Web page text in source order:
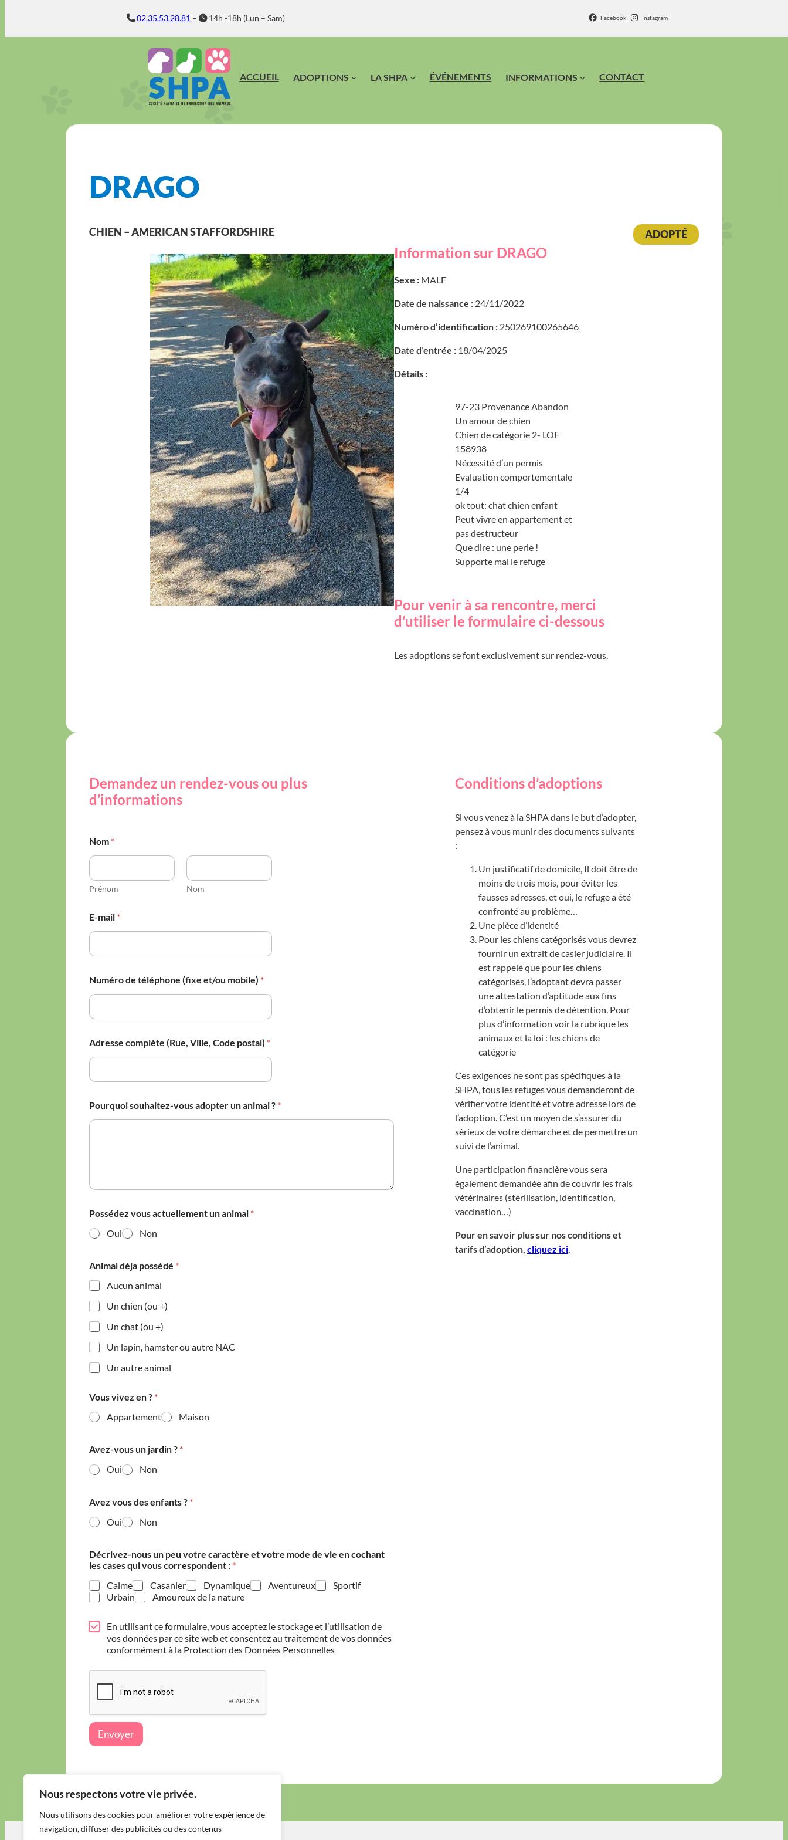
Nous respectons votre vie privée.
Nous utilisons des cookies pour améliorer votre expérience de
navigation, diffuser des publicités ou des contenus
contenu
02.35.53.28.81 – 14h -18h (Lun – Sam) Facebook Instagram
ACCUEIL ADOPTIONS LA SHPA ÉVÉNEMENTS INFORMATIONS CONTACT
DRAGO
CHIEN – AMERICAN STAFFORDSHIRE ADOPTÉ
Information sur DRAGO
Sexe : MALE
Date de naissance : 24/11/2022
Numéro d’identification : 250269100265646
Date d’entrée : 18/04/2025
Détails :
97-23 Provenance Abandon
Un amour de chien
Chien de catégorie 2- LOF
158938
Nécessité d’un permis
Evaluation comportementale
1/4
ok tout: chat chien enfant
Peut vivre en appartement et
pas destructeur
Que dire : une perle !
Supporte mal le refuge
Pour venir à sa rencontre, merci
d’utiliser le formulaire ci-dessous
Les adoptions se font exclusivement sur rendez-vous.
Demandez un rendez-vous ou plus
d’informations
Nom *
Prénom Nom
E-mail *
o
b
l
)
N
u
é
o
a
Numéro de téléphone (fixe et/ou mobile) *
Adresse complète (Rue, Ville, Code postal) *
Pourquoi souhaitez-vous adopter un animal ? *
Possédez vous actuellement un animal *
Oui
Non
Animal déja possédé *
Aucun animal
Un chien (ou +)
Un chat (ou +)
Un lapin, hamster ou autre NAC
Un autre animal
Vous vivez en ? *
Appartement
Maison
Avez-vous un jardin ? *
Oui
Non
Avez vous des enfants ? *
Oui
Non
Décrivez-nous un peu votre caractère et votre mode de vie en cochant
les cases qui vous correspondent : *
Calme
Casanier Dynamique Aventureux
Sportif
Urbain
Amoureux de la nature
P
e
o
n
e
n
é
e
En utilisant ce formulaire, vous acceptez le stockage et l’utilisation de
vos données par ce site web et consentez au traitement de vos données
conformément à la Protection des Données Personnelles
Envoyer
Conditions d’adoptions
Si vous venez à la SHPA dans le but d’adopter,
pensez à vous munir des documents suivants
:
Un justificatif de domicile, Il doit être de
moins de trois mois, pour éviter les
fausses adresses, et oui, le refuge a été
confronté au problème…
Une pièce d’identité
Pour les chiens catégorisés vous devrez
fournir un extrait de casier judiciaire. Il
est rappelé que pour les chiens
catégorisés, l’adoptant devra passer
une attestation d’aptitude aux fins
d’obtenir le permis de détention. Pour
plus d’information voir la rubrique les
animaux et la loi : les chiens de
catégorie
Ces exigences ne sont pas spécifiques à la
SHPA, tous les refuges vous demanderont de
vérifier votre identité et votre adresse lors de
l’adoption. C’est un moyen de s’assurer du
sérieux de votre démarche et de permettre un
suivi de l’animal.
Une participation financière vous sera
également demandée afin de couvrir les frais
vétérinaires (stérilisation, identification,
vaccination…)
Pour en savoir plus sur nos conditions et
tarifs d’adoption, cliquez ici